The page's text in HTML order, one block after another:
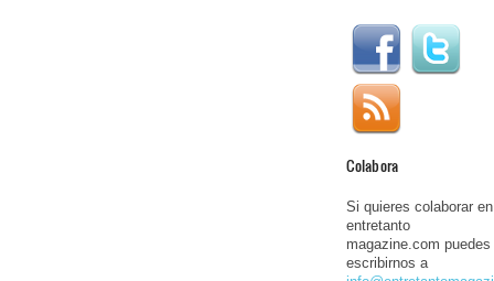
Colabora
Si quieres colaborar en
entretanto
magazine.com puedes
escribirnos a